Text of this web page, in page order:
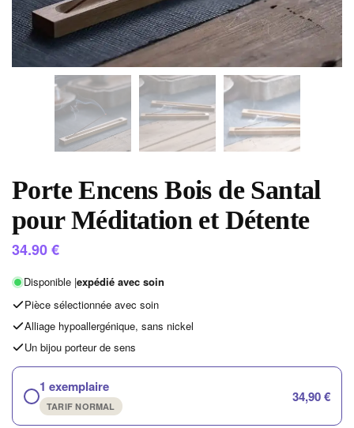
Porte Encens Bois de Santal
pour Méditation et Détente
34.90€
Disponible |expédié avec soin
Pièce sélectionnée avec soin
Alliage hypoallergénique, sans nickel
Un bijou porteur de sens
1 exemplaire
TARIF NORMAL
34,90 €